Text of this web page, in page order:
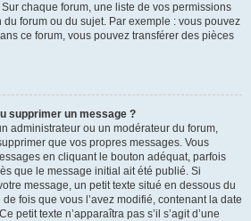
chaque forum, une liste de vos permissions
du forum ou du sujet. Par exemple : vous pouvez
ce forum, vous pouvez transférer des pièces
supprimer un message ?
administrateur ou un modérateur du forum,
que vos propres messages. Vous
en cliquant le bouton adéquat, parfois
que le message initial ait été publié. Si
message, un petit texte situé en dessous du
fois que vous l’avez modifié, contenant la date
petit texte n’apparaîtra pas s’il s’agit d’une